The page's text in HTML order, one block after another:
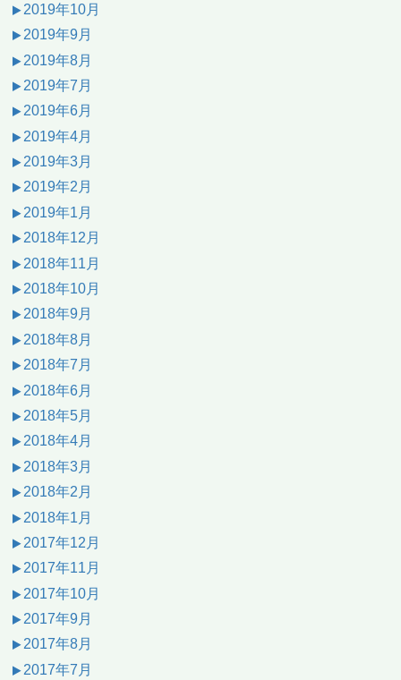
2019年10月
2019年9月
2019年8月
2019年7月
2019年6月
2019年4月
2019年3月
2019年2月
2019年1月
2018年12月
2018年11月
2018年10月
2018年9月
2018年8月
2018年7月
2018年6月
2018年5月
2018年4月
2018年3月
2018年2月
2018年1月
2017年12月
2017年11月
2017年10月
2017年9月
2017年8月
2017年7月